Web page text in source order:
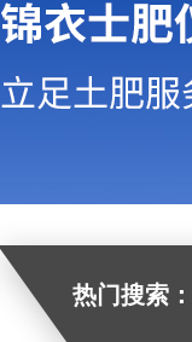
热门搜索：